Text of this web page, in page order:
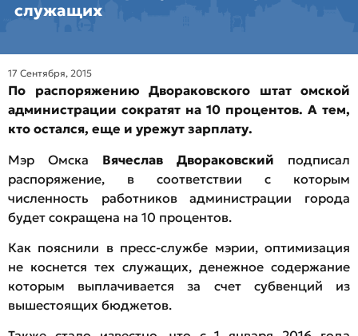
служащих
17 Сентября, 2015
По распоряжению Двораковского штат омской
администрации сократят на 10 процентов. А тем,
кто остался, еще и урежут зарплату.
Мэр Омска Вячеслав Двораковский подписал
распоряжение, в соответствии с которым
численность работников администрации города
будет сокращена на 10 процентов.
Как пояснили в пресс-службе мэрии, оптимизация
не коснется тех служащих, денежное содержание
которым выплачивается за счет субвенций из
вышестоящих бюджетов.